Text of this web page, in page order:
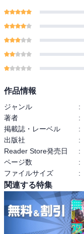
作品情報
ジャンル :
著者
:
掲載誌・レーベル
:
出版社
:
Reader Store発売日
:
ページ数
:
ファイルサイズ
:
関連する特集